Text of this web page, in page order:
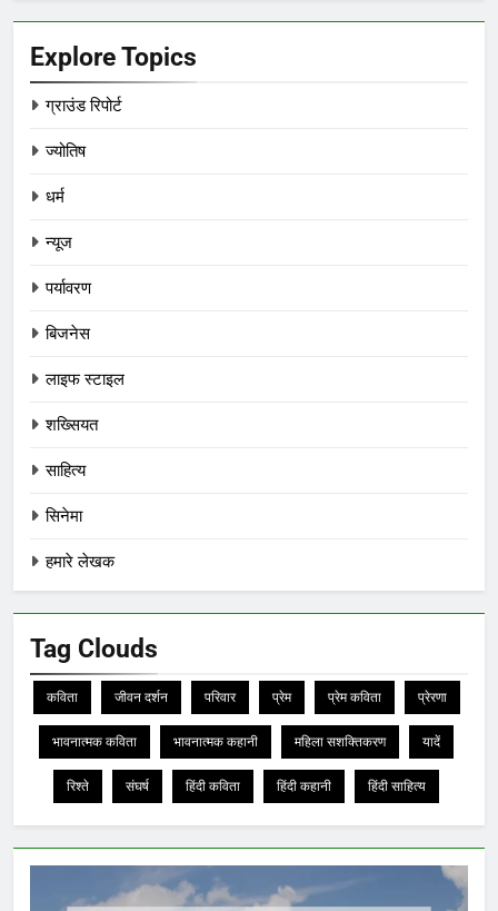
Explore Topics
ग्राउंड रिपोर्ट
ज्योतिष
धर्म
न्यूज
पर्यावरण
बिजनेस
लाइफ स्टाइल
शख्सियत
साहित्य
सिनेमा
हमारे लेखक
Tag Clouds
कविता जीवन दर्शन परिवार प्रेम प्रेम कविता प्रेरणा
भावनात्मक कविता भावनात्मक कहानी महिला सशक्तिकरण यादें
रिश्ते संघर्ष हिंदी कविता हिंदी कहानी हिंदी साहित्य